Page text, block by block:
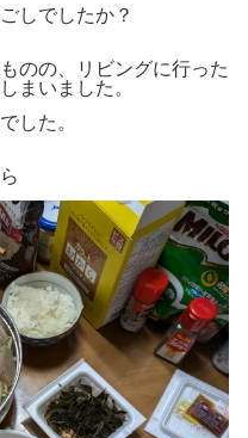
しでしたか？
のの、リビングに行った
まいました。
した。